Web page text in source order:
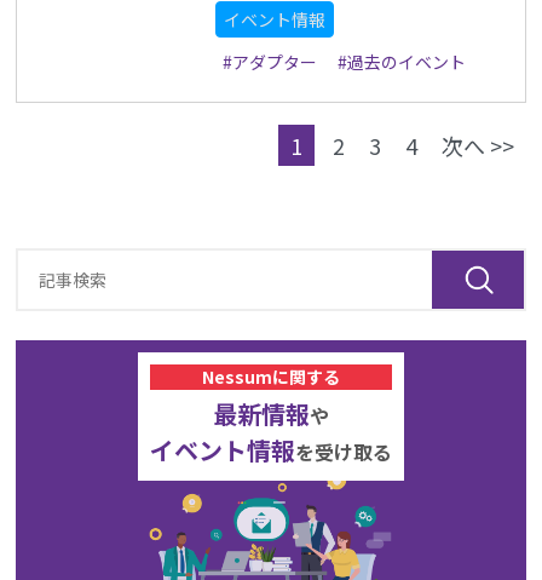
イベント情報
#アダプター
#過去のイベント
1 2 3 4 次へ >>
Nessumに関する
最新情報や
イベント情報を受け取る